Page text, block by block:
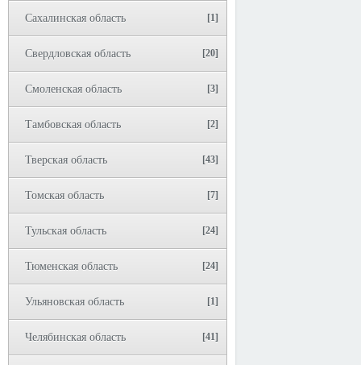
Сахалинская область [1]
Свердловская область [20]
Смоленская область [3]
Тамбовская область [2]
Тверская область [43]
Томская область [7]
Тульская область [24]
Тюменская область [24]
Ульяновская область [1]
Челябинская область [41]